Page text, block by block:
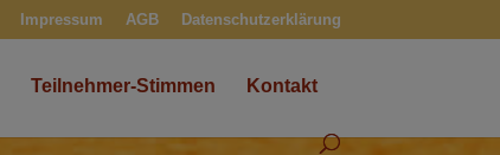
Impressum AGB Datenschutzerklärung
Teilnehmer-Stimmen Kontakt